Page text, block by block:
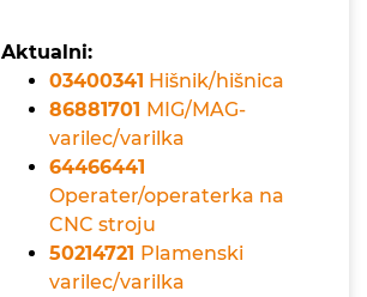
Aktualni:
03400341 Hišnik/hišnica
86881701 MIG/MAG-
varilec/varilka
64466441
Operater/operaterka na
CNC stroju
50214721 Plamenski
varilec/varilka